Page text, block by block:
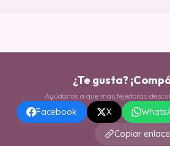
¿Te gusta?
Ayúdanos a que más tejedoras
Facebook X
Copiar enlace